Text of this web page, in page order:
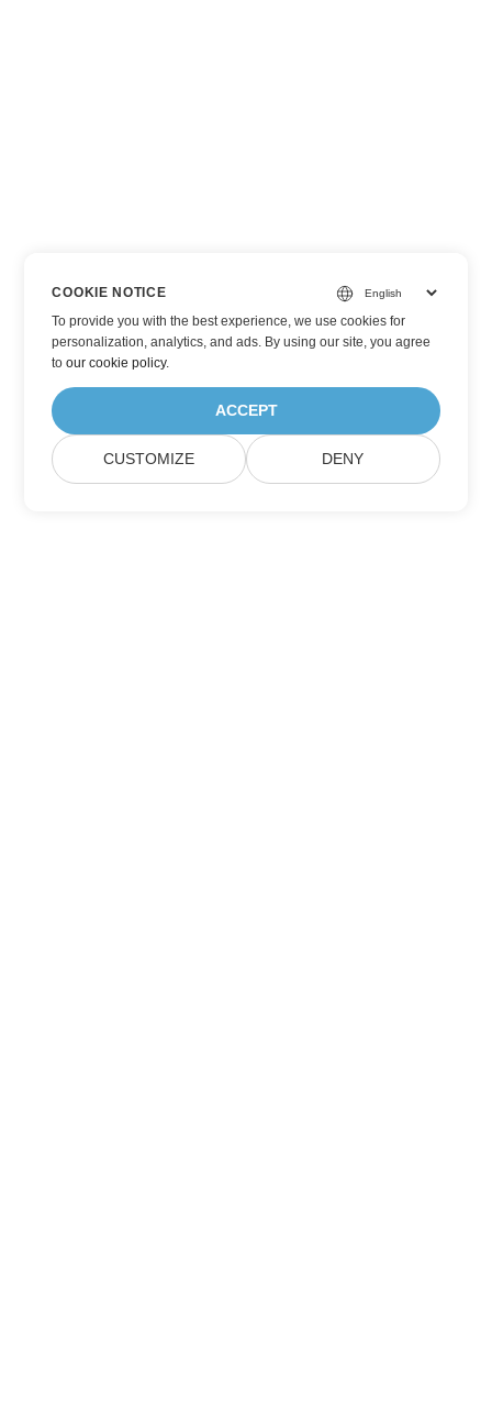
COOKIE NOTICE
To provide you with the best experience, we use cookies for
personalization, analytics, and ads. By using our site, you agree
toour cookie policy.
ACCEPT
CUSTOMIZE DENY